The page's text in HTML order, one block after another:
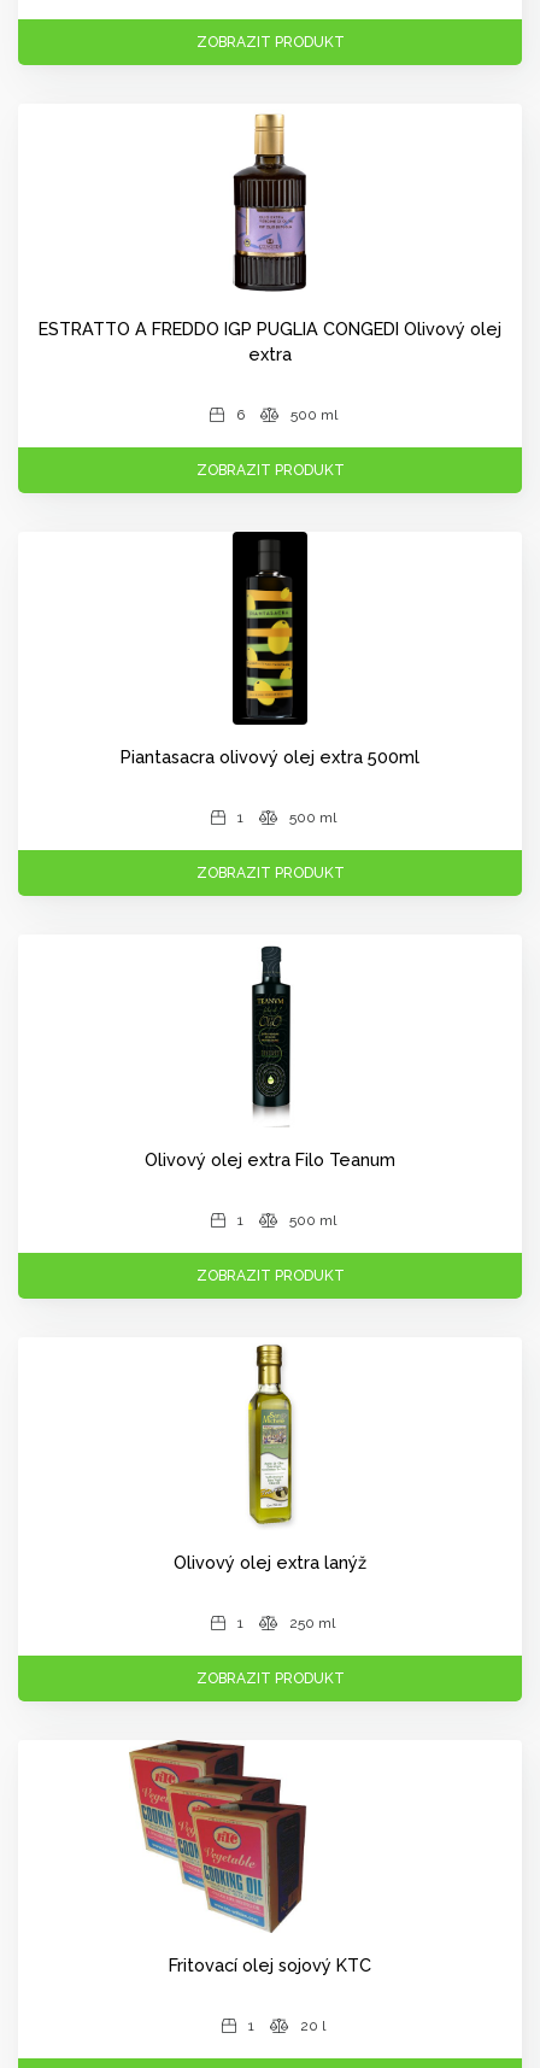
ZOBRAZIT PRODUKT
ESTRATTO A FREDDO IGP PUGLIA CONGEDI Olivový olej
extra
6 500 ml
ZOBRAZIT PRODUKT
Piantasacra olivový olej extra 500ml
1 500 ml
ZOBRAZIT PRODUKT
Olivový olej extra Filo Teanum
1 500 ml
ZOBRAZIT PRODUKT
Olivový olej extra lanýž
1 250 ml
ZOBRAZIT PRODUKT
Fritovací olej sojový KTC
1 20 l